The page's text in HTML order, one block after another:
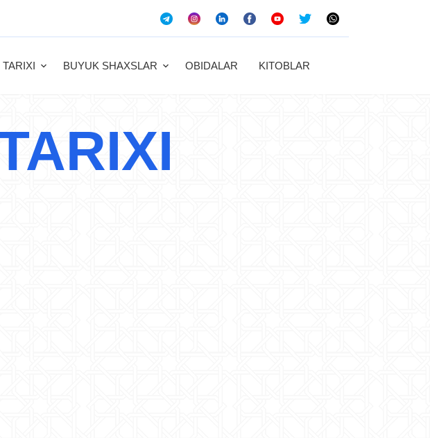
BUYUK SHAXSLAR OBIDALAR KITOBLAR